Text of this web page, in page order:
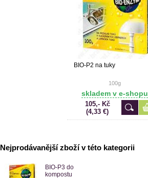
BIO-P2 na tuky
100g
skladem v e-shopu
105,- Kč
(4,33 €)
Nejprodávanější zboží v této kategorii
BIO-P3 do
kompostu